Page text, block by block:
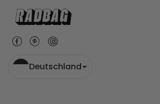
Deutschland